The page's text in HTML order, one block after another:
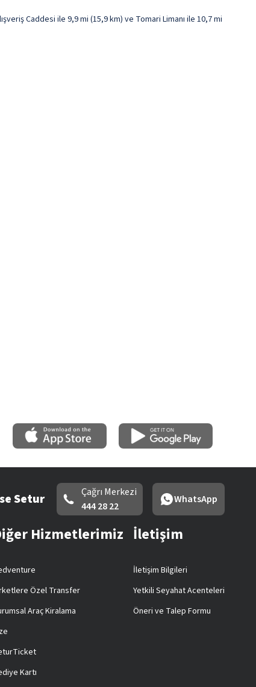
Caddesi ile 9,9 mi (15,9 km) ve Tomari Limanı ile 10,7 mi
Setur
Çağrı Merkezi
444 28 22
WhatsApp
Hizmetlerimiz
Özel Transfer
Araç Kiralama
Kartı
İletişim
İletişim Bilgileri
Yetkili Seyahat Acenteleri
Öneri ve Talep Formu